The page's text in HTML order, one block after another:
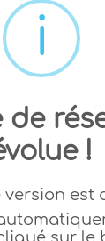
de
!
version est
sur le